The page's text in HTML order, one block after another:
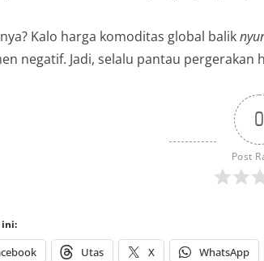
Kalo harga komoditas global balik
negatif. Jadi, selalu pantau pergerakan
0
Post
ini:
Utas X WhatsApp